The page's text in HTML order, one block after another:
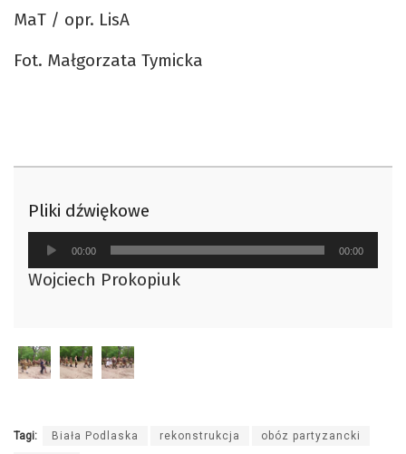
MaT / opr. LisA
Fot. Małgorzata Tymicka
Pliki dźwiękowe
Odtwarzacz
plików
dźwiękowych
00:00 00:00
Wojciech Prokopiuk
Tagi: Biała Podlaska rekonstrukcja obóz partyzancki